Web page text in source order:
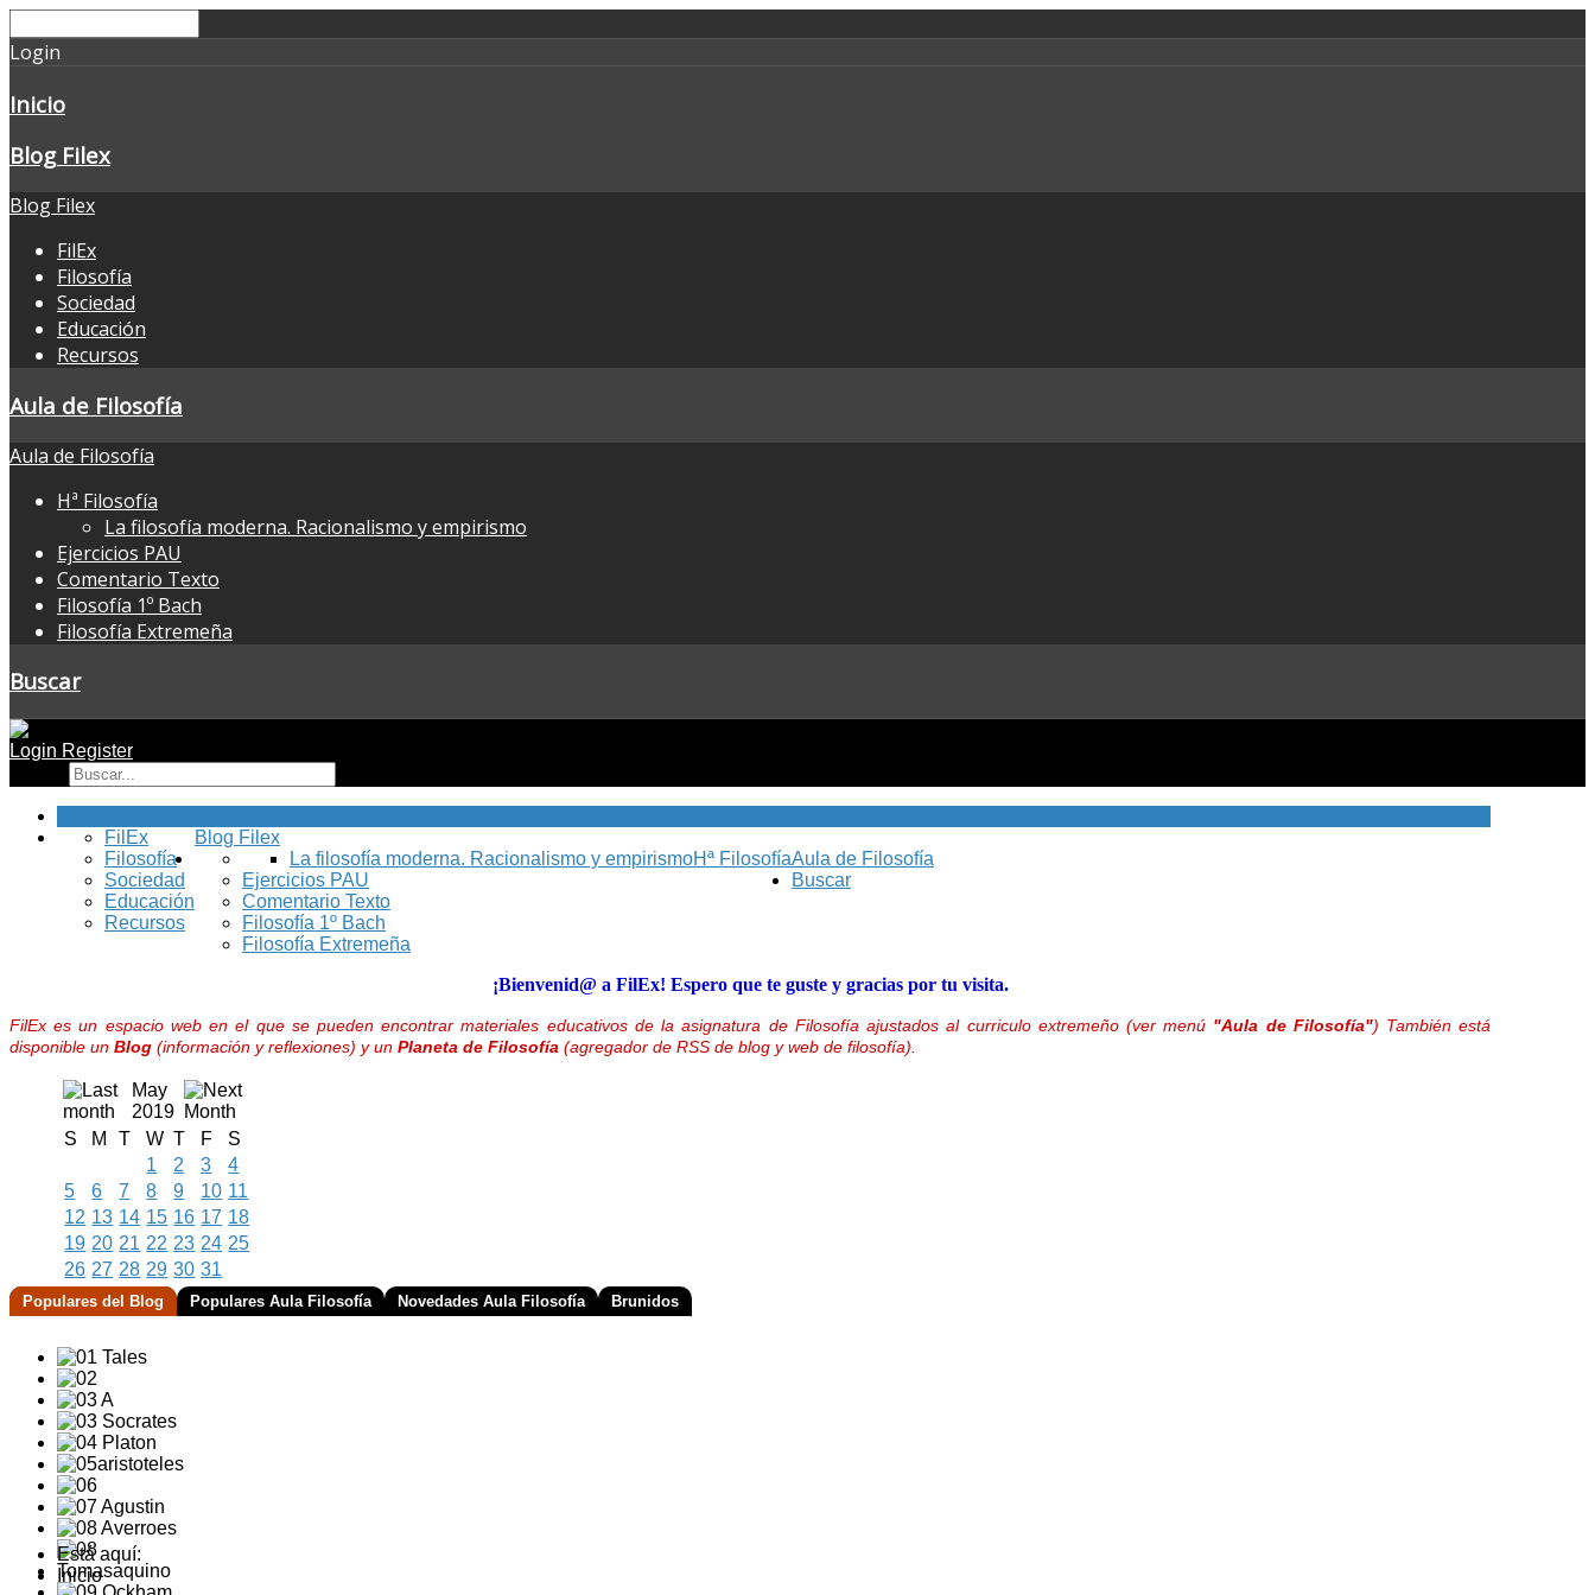
Login
Inicio
Blog Filex
Blog Filex
FilEx
Filosofía
Sociedad
Educación
Recursos
Aula de Filosofía
Aula de Filosofía
Hª Filosofía
La filosofía moderna. Racionalismo y empirismo
Ejercicios PAU
Comentario Texto
Filosofía 1º Bach
Filosofía Extremeña
Buscar
Login Register
Blog Filex
FilEx
Filosofía
Sociedad
Educación
Recursos
Aula de Filosofía
Hª Filosofía
La filosofía moderna. Racionalismo y empirismo
Ejercicios PAU
Comentario Texto
Filosofía 1º Bach
Filosofía Extremeña
Buscar
¡Bienvenid@ a FilEx! Espero que te guste y gracias por tu visita.
FilEx es un espacio web en el que se pueden encontrar materiales educativos de la asignatura de Filosofía ajustados al curriculo extremeño (ver menú "Aula de Filosofía") También está
disponible un Blog (información y reflexiones) y un Planeta de Filosofía (agregador de RSS de blog y web de filosofía).
May
2019
S
M T W T F
S
1
2 3
4
5
6 7 8 9 10 11
12 13 14 15 16 17 18
19 20 21 22 23 24 25
26 27 28 29 30 31
Populares del Blog Populares Aula Filosofía Novedades Aula Filosofía Brunidos
Está aquí:
Inicio